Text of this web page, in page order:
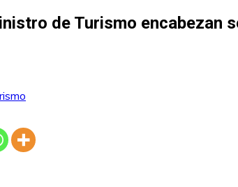
de Turismo encabezan